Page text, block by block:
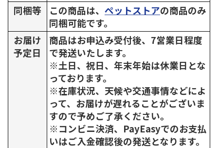
同梱等
この商品は、 ペットストアの商品のみ
同梱可能です。
お届け
予定日
商品はお申込み受付後、7営業日程度
で発送いたします。
※土日、祝日、年末年始は休業日とな
っております。
※在庫状況、天候や交通事情などによ
って、お届けが遅れることがございま
すので予めご了承ください。
※コンビニ決済、PayEasyでのお支払
いはご入金確認後の発送となります。